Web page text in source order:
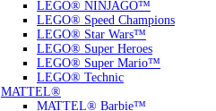
LEGO® NINJAGO™
LEGO® Speed Champions
LEGO® Star Wars™
LEGO® Super Heroes
LEGO® Super Mario™
LEGO® Technic
MATTEL®
MATTEL® Barbie™